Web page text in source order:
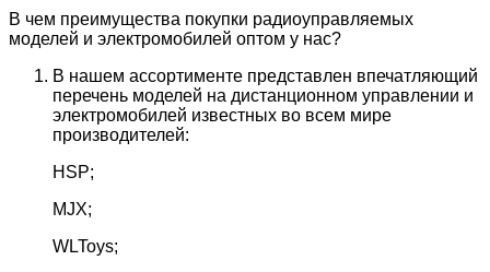
В чем преимущества покупки радиоуправляемых
моделей и электромобилей оптом у нас?
В нашем ассортименте представлен впечатляющий
перечень моделей на дистанционном управлении и
электромобилей известных во всем мире
производителей:
HSP;
MJX;
WLToys;